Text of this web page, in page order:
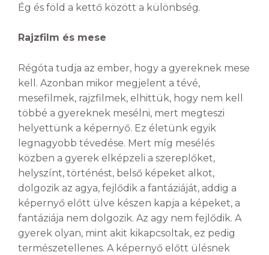
Ég és föld a kettő között a különbség.
Rajzfilm és mese
Régóta tudja az ember, hogy a gyereknek mese
kell. Azonban mikor megjelent a tévé,
mesefilmek, rajzfilmek, elhittük, hogy nem kell
többé a gyereknek mesélni, mert megteszi
helyettünk a képernyő. Ez életünk egyik
legnagyobb tévedése. Mert míg mesélés
közben a gyerek elképzeli a szereplőket,
helyszínt, történést, belső képeket alkot,
dolgozik az agya, fejlődik a fantáziáját, addig a
képernyő előtt ülve készen kapja a képeket, a
fantáziája nem dolgozik. Az agy nem fejlődik. A
gyerek olyan, mint akit kikapcsoltak, ez pedig
természetellenes. A képernyő előtt ülésnek